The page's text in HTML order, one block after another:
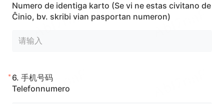
Numero de identiga karto (Se vi ne estas civitano de
Ĉinio, bv. skribi vian pasportan numeron)
* 6. 手机号码
Telefonnumero